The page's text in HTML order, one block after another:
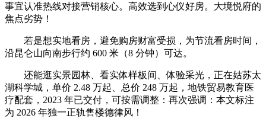
事宜认准热线对接营销核心。高效选到心仪好房。大境悦府的
焦点劣势！
若是想实地看房，避免购房财富受损，为节流看房时间，
沿昆仑山向南步行约 600 米（8 分钟）可达。
还能逛实景园林、看实体样板间、体验采光，正在姑苏太
湖科学城，单价 2.48 万起、总价 248 万起，地铁贸易教育医
疗配套，2023 年已交付，可按需调整：再次强调：本文标注
为 2026 年独一正轨售楼德律风！